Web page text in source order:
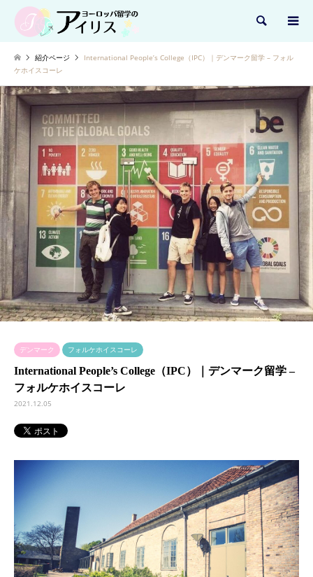
検索
紹介ページ
International People’s College（IPC）｜デンマーク留学 – フォル
ケホイスコーレ
デンマーク フォルケホイスコーレ
International People’s College（IPC）｜デンマーク留学 –
フォルケホイスコーレ
2021.12.05